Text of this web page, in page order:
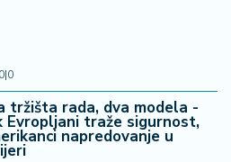
|0
tržišta rada, dva modela -
Evropljani traže sigurnost,
napredovanje u